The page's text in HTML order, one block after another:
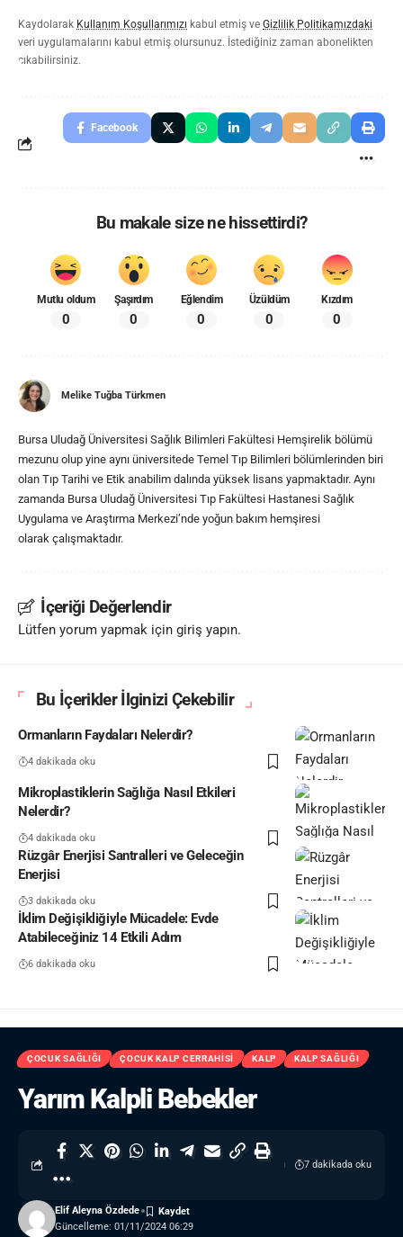
Kaydolarak Kullanım Koşullarımızı kabul etmiş ve Gizlilik Politikamızdaki
veri uygulamalarını kabul etmiş olursunuz. İstediğiniz zaman abonelikten
çıkabilirsiniz.
Facebook
Bu makale size ne hissettirdi?
Mutlu oldum
0
Şaşırdım
0
Eğlendim
0
Üzüldüm
0
Kızdım
0
Melike Tuğba Türkmen
Bursa Uludağ Üniversitesi Sağlık Bilimleri Fakültesi Hemşirelik bölümü
mezunu olup yine aynı üniversitede Temel Tıp Bilimleri bölümlerinden biri
olan Tıp Tarihi ve Etik anabilim dalında yüksek lisans yapmaktadır. Aynı
zamanda Bursa Uludağ Üniversitesi Tıp Fakültesi Hastanesi Sağlık
Uygulama ve Araştırma Merkezi’nde yoğun bakım hemşiresi
olarak çalışmaktadır.
İçeriği Değerlendir
Lütfen yorum yapmak için giriş yapın.
Bu İçerikler İlginizi Çekebilir
Ormanların Faydaları Nelerdir?
4 dakikada oku
Mikroplastiklerin Sağlığa Nasıl Etkileri
Nelerdir?
4 dakikada oku
Rüzgâr Enerjisi Santralleri ve Geleceğin
Enerjisi
3 dakikada oku
İklim Değişikliğiyle Mücadele: Evde
Atabileceğiniz 14 Etkili Adım
6 dakikada oku
ÇOCUK SAĞLIĞI ÇOCUK KALP CERRAHISI KALP KALP SAĞLIĞI
Yarım Kalpli Bebekler
Güncelleme: 01/11/2024 06:29
Elif Aleyna Özdede
7 dakikada oku